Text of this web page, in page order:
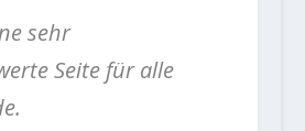
sehr
Seite für alle